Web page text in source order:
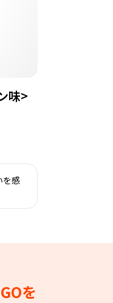
味>
を感
を